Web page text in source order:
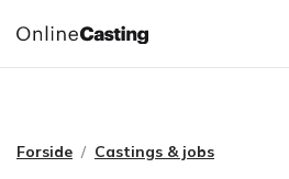
CASTINGS & JOBS
Forside Castings & jobs